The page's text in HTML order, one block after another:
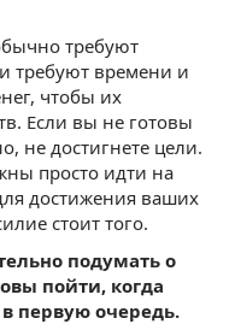
требуют
требуют времени и
чтобы их
Если вы не готовы
не достигнете цели.
просто идти на
достижения ваших
стоит того.
подумать о
пойти, когда
первую очередь.